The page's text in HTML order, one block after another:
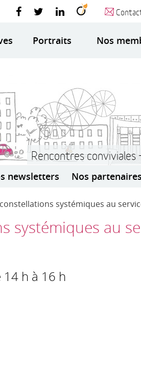
Portraits Nos
Rencontres
newsletters Nos partenaires
constellations systémiques au
systémiques au
h à 16 h